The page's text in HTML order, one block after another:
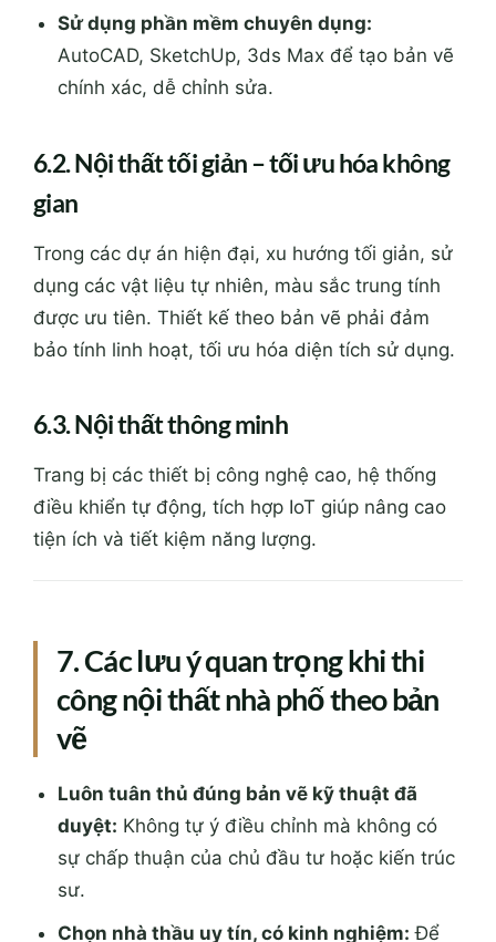
6.2. Nội thất tối giản – tối ưu hóa không
gian
được ưu tiên. Thiết kế theo bản vẽ phải đảm
bảo tính linh hoạt, tối ưu hóa diện tích sử dụng.
6.3. Nội thất thông minh
Trang bị các thiết bị công nghệ cao, hệ thống
điều khiển tự động, tích hợp IoT giúp nâng cao
7. Các lưu ý quan trọng khi thi
công nội thất nhà phố theo bản
Luôn tuân thủ đúng bản vẽ kỹ thuật đã
Không tự ý điều chỉnh mà không có
sự chấp thuận của chủ đầu tư hoặc kiến trúc
sư.
Chọn nhà thầu uy tín, có kinh nghiệm:Để
đảm bảo tiến độ, chất lượng thi công.
Giám sát thường xuyên trong quá trình thi
công:
bản vẽ, phát hiện sớm các sai sót.